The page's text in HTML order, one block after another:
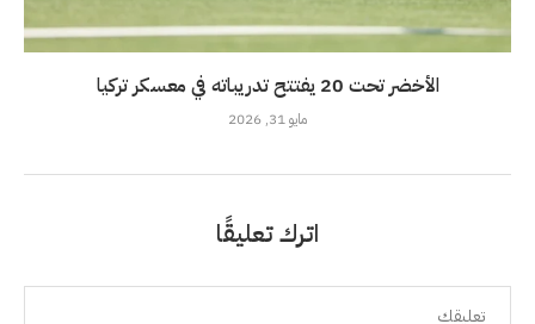
الأخضر تحت 20 يفتتح تدريباته في معسكر تركيا
مايو 31, 2026
اترك تعليقًا